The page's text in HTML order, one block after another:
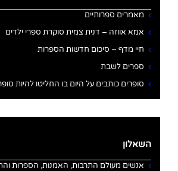
מאמרים ספרותיים
אמא אווזה – דנית צמית סוקרת ספרי ילדים
חיי מדף – סיכום חדשות הספרות
ספרים לשבת
סופרים כותבים על היום בו החליטו להיות
השאלון
אנשים מעולם התרבות, האמנות, הספרות